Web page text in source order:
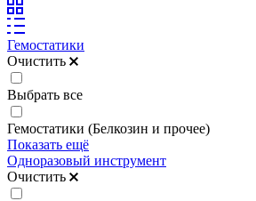
Гемостатики
Очистить
Выбрать все
Гемостатики (Белкозин и прочее)
Показать ещё
Одноразовый инструмент
Очистить